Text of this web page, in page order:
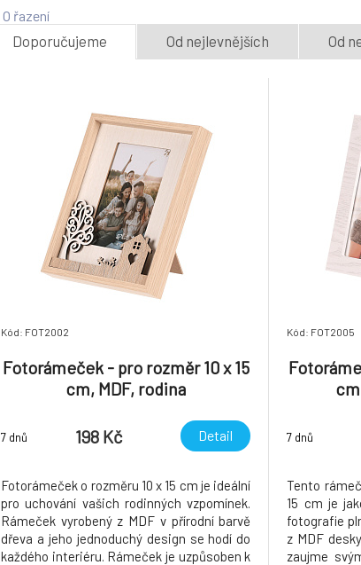
Fotorámeček - pro rozměr
O řazení
Doporučujeme Od nejlevnějších Od
Kód: FOT2002
Fotorámeček - pro rozměr 10 x 15
cm, MDF, rodina
7 dnů 198 Kč Detail
Fotorámeček o rozměru 10 x 15 cm je ideální
pro uchování vašich rodinných vzpomínek.
Rámeček vyrobený z MDF v přírodní barvě
dřeva a jeho jednoduchý design se hodí do
každého interiéru. Rámeček je uzpůsoben k
Kód: FOT2005
7 dnů
Tento
15 cm je
fotografie
z MDF
zaujme